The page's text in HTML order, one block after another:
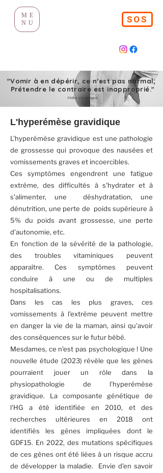
ME
NU
SOS
"Vomir à en dépérir, ce n'est pas normal;
Prétendre le contraire est inapproprié."
Mélissa Lienard
L'hyperémèse gravidique
L'hyperémèse gravidique est une pathologie
de grossesse qui provoque des nausées et
vomissements graves et incoercibles.
Ces symptômes engendrent une fatigue
extrême, des difficultés à s'hydrater et à
s'alimenter, une déshydratation, une
dénutrition, une perte de poids supérieure à
5% du poids avant grossesse, une perte
d'autonomie, etc.
En fonction de la sévérité de la pathologie,
des troubles vitaminiques peuvent
apparaître. Ces symptômes peuvent
conduire à une ou de multiples
hospitalisations.
Dans les cas les plus graves, ces
vomissements à l'extrême peuvent mettre
en danger la vie de la maman, ainsi qu'avoir
des conséquences sur le futur bébé.
Mesdames, ce n'est pas psychologique ! Une
nouvelle étude (2023) révèle que les gènes
pourraient jouer un rôle dans la
physiopathologie de l'hyperémèse
gravidique. La composante génétique de
l'HG a été identifiée en 2010, et des
recherches ultérieures en 2018 ont
identifiés les gènes impliquées dont le
GDF15. En 2022, des mutations spécifiques
de ces gènes ont été liées à un risque accru
de développer la maladie. Envie d'en savoir